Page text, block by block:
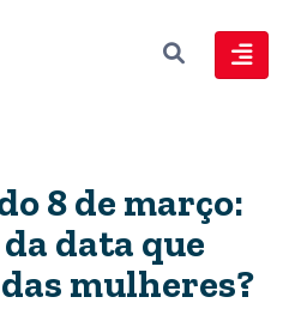
8 de março:
data que
mulheres?